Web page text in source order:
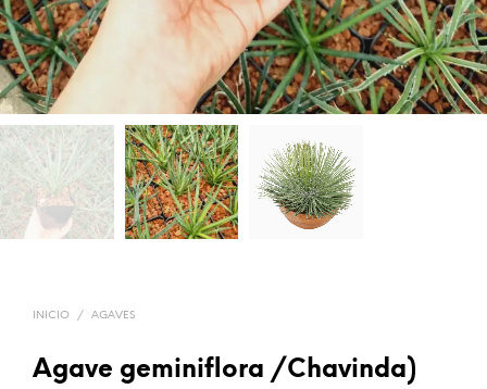
INICIO / AGAVES
Agave geminiflora /Chavinda)